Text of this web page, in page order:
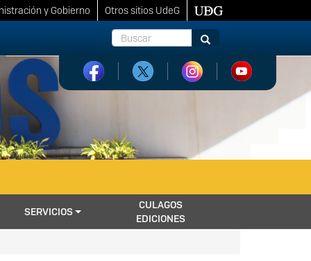
y Gobierno
Otros sitios UdeG
Buscar
Buscar
SERVICIOS
CULAGOS
EDICIONES